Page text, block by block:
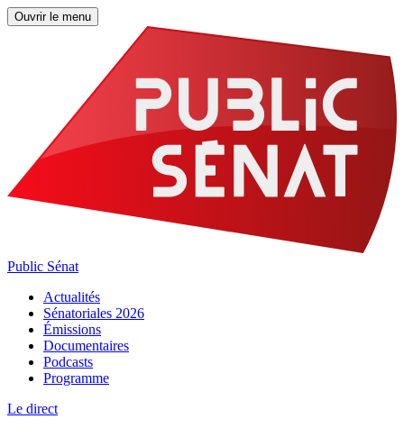
Ouvrir le menu
Public Sénat
Actualités
Sénatoriales 2026
Émissions
Documentaires
Podcasts
Programme
Le direct